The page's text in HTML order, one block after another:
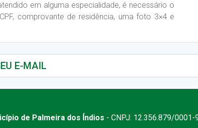
em alguma especialidade, é necessário o
comprovante de residência, uma foto 3×4 e
de Palmeira dos Índios - CNPJ: 12.356.879/0001-